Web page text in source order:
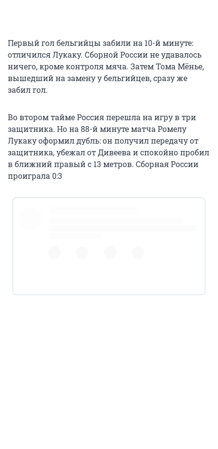
Первый гол бельгийцы забили на 10-й минуте:
отличился Лукаку. Сборной России не удавалось
ничего, кроме контроля мяча. Затем Тома Мёнье,
вышедший на замену у бельгийцев, сразу же
забил гол.
Во втором тайме Россия перешла на игру в три
защитника. Но на 88-й минуте матча Ромелу
Лукаку оформил дубль: он получил передачу от
защитника, убежал от Дивеева и спокойно пробил
в ближний правый с 13 метров. Сборная России
проиграла 0:3